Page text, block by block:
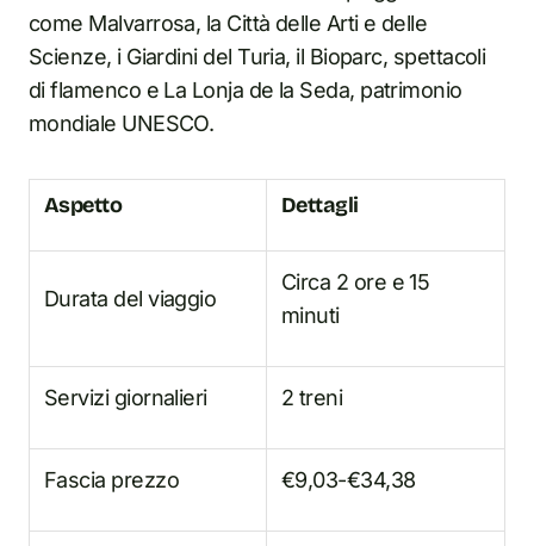
come Malvarrosa, la Città delle Arti e delle
Scienze, i Giardini del Turia, il Bioparc, spettacoli
di flamenco e La Lonja de la Seda, patrimonio
mondiale UNESCO.
Aspetto Dettagli
Durata del viaggio
Circa 2 ore e 15
minuti
Servizi giornalieri 2 treni
Fascia prezzo €9,03-€34,38